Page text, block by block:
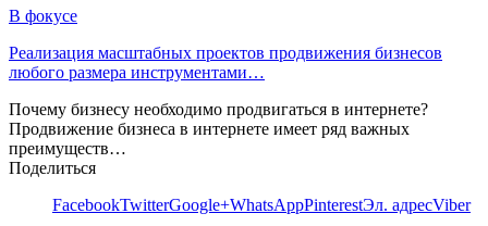
В фокусе
Реализация масштабных проектов продвижения бизнесов
любого размера инструментами…
Почему бизнесу необходимо продвигаться в интернете?
Продвижение бизнеса в интернете имеет ряд важных
преимуществ…
Поделиться
FacebookTwitterGoogle+WhatsAppPinterestЭл. адресViber